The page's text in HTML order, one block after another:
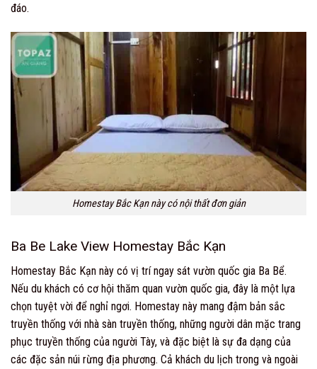
đáo.
Homestay Bắc Kạn này có nội thất đơn giản
Ba Be Lake View Homestay Bắc Kạn
Homestay Bắc Kạn này có vị trí ngay sát vườn quốc gia Ba Bể.
Nếu du khách có cơ hội thăm quan vườn quốc gia, đây là một lựa
chọn tuyệt vời để nghỉ ngơi. Homestay này mang đậm bản sắc
truyền thống với nhà sàn truyền thống, những người dân mặc trang
phục truyền thống của người Tày, và đặc biệt là sự đa dạng của
các đặc sản núi rừng địa phương. Cả khách du lịch trong và ngoài